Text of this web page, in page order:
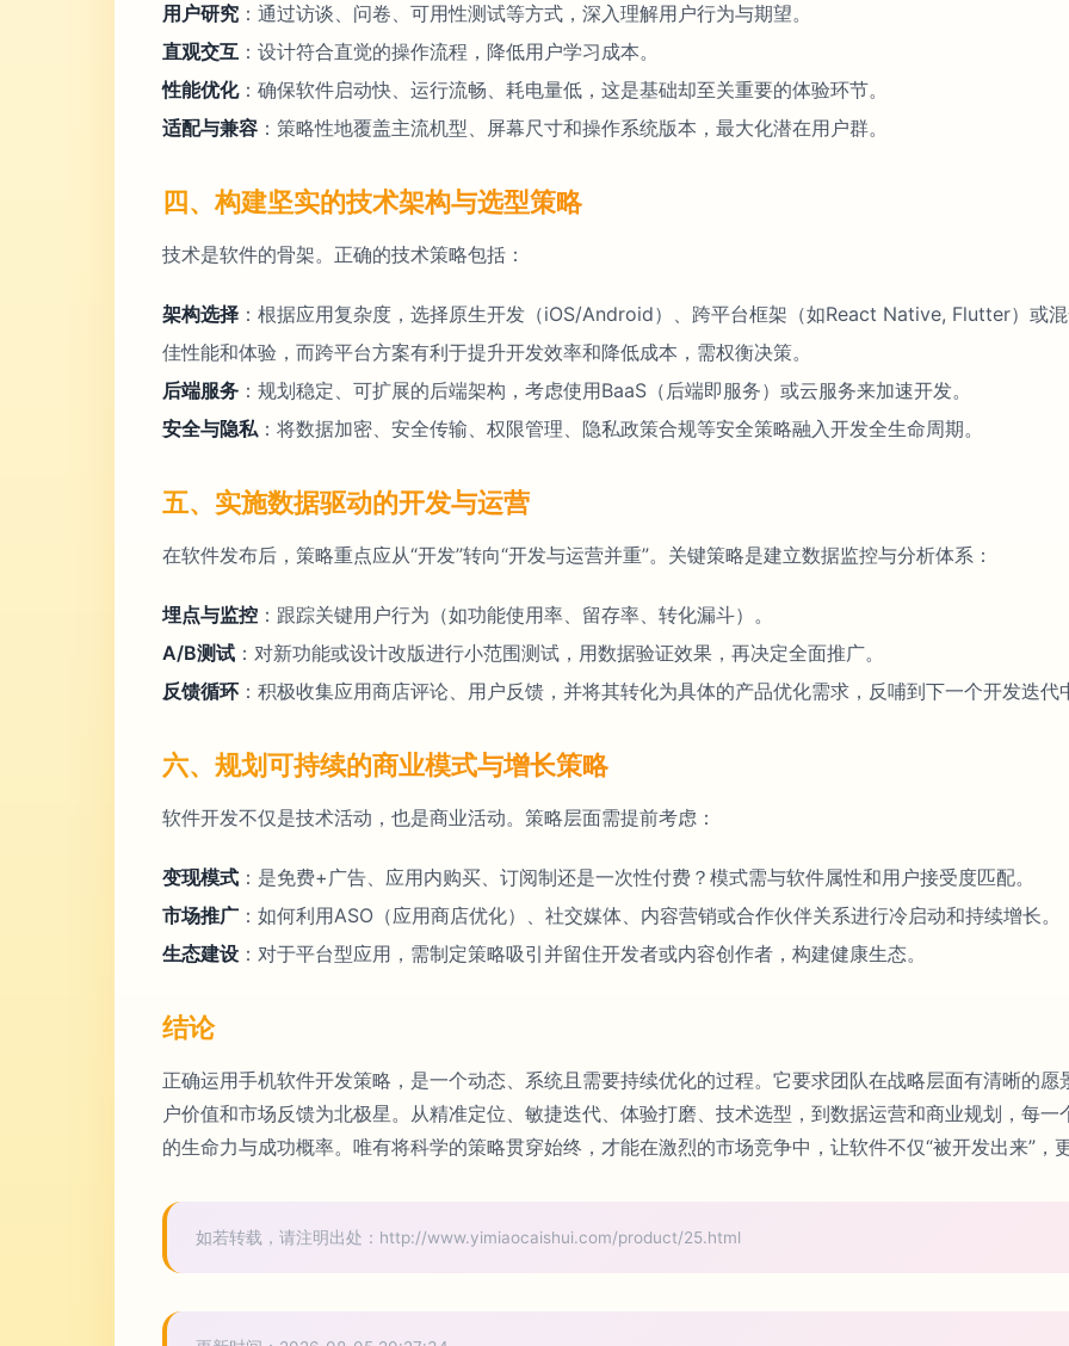
用户研究 ：通过访谈、问卷、可用性测试等方式，深入理解用户行为与期望。
直观交互 ：设计符合直觉的操作流程，降低用户学习成本。
性能优化：确保软件启动快、运行流畅、耗电量低，这是基础却至关重要的体验环节。
适配与兼容 ：策略性地覆盖主流机型、屏幕尺寸和操作系统版本，最大化潜在用户群。
四、构建坚实的技术架构与选型策略
技术是软件的骨架。正确的技术策略包括：
架构选择 ：根据应用复杂度，选择原生开发（iOS/Android）、跨平台框架（如React Native, Flutter）或
佳性能和体验，而跨平台方案有利于提升开发效率和降低成本，需权衡决策。
后端服务 ：规划稳定、可扩展的后端架构，考虑使用BaaS（后端即服务）或云服务来加速开发。
安全与隐私：将数据加密、安全传输、权限管理、隐私政策合规等安全策略融入开发全生命周期。
五、实施数据驱动的开发与运营
在软件发布后，策略重点应从“开发”转向“开发与运营并重”。关键策略是建立数据监控与分析体系：
埋点与监控 ：跟踪关键用户行为（如功能使用率、留存率、转化漏斗）。
A/B测试 ：对新功能或设计改版进行小范围测试，用数据验证效果，再决定全面推广。
反馈循环：积极收集应用商店评论、用户反馈，并将其转化为具体的产品优化需求，反哺到下一个开发迭代
六、规划可持续的商业模式与增长策略
软件开发不仅是技术活动，也是商业活动。策略层面需提前考虑：
变现模式 ：是免费+广告、应用内购买、订阅制还是一次性付费？模式需与软件属性和用户接受度匹配。
市场推广 ：如何利用ASO（应用商店优化）、社交媒体、内容营销或合作伙伴关系进行冷启动和持续增长。
生态建设 ：对于平台型应用，需制定策略吸引并留住开发者或内容创作者，构建健康生态。
结论
正确运用手机软件开发策略，是一个动态、系统且需要持续优化的过程。它要求团队在战略层面有清晰的
户价值和市场反馈为北极星。从精准定位、敏捷迭代、体验打磨、技术选型，到数据运营和商业规划，每
的生命力与成功概率。唯有将科学的策略贯穿始终，才能在激烈的市场竞争中，让软件不仅“被开发出来”，
如若转载，请注明出处：http://www.yimiaocaishui.com/product/25.html